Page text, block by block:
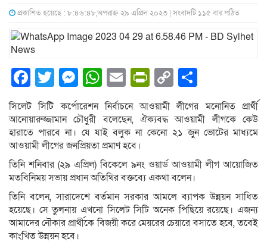
প্রকাশিত হয়েছে : ৮:৪৬:৪৮,অপরাহ্ন ২৯ এপ্রিল ২০২৩ | সংবাদটি ১১৫ বার পঠিত
Facebook
Twitter
Messenger
WhatsApp
EmailPrintFriendly
Copy
Link
সিলেট সিটি কর্পোরেশন নির্বাচনে আওয়ামী লীগের মনোনিত প্রার্থী
আনোয়ারুজ্জামান চৌধুরী বলেছেন, ঐক্যবদ্ধ আওয়ামী লীগকে কেউ
হারাতে পারবে না। যে যাই বলুক না কেনো ২১ জুন ভোটের মাধ্যমে
আওয়ামী লীগের জনপ্রিয়তা প্রমাণ হবে।
তিনি শনিবার (২৯ এপ্রিল) বিকেলে ৯নং ওয়ার্ড আওয়ামী লীগ আয়োজিত
মতবিনিময় সভায় প্রধান অতিথির বক্তব্যে একথা বলেন।
তিনি বলেন, সারাদেশে বর্তমান সরকার আমলে ব্যাপক উন্নয়ন সাধিত
হয়েছে। সে তুলনায় এখনো সিলেট সিটি অনেক পিছিয়ে রয়েছে। এজন্য
আমাদের নৌকার প্রার্থীকে বিজয়ী করে মেয়রের চেয়ারে বসাতে হবে, তবেই
কাংখিত উন্নয়ন হবে।